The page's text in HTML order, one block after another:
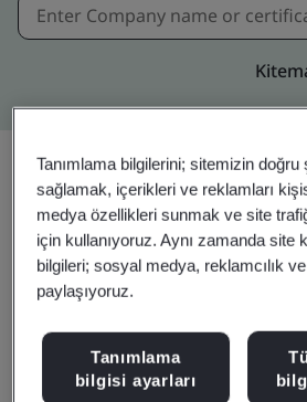
Paylaşın:
Fusion CX Limited
71st Avenue South
Between Olympic Avenue
Tanımlama bilgilerini; sitemizin doğru
sağlamak, içerikleri ve reklamları
medya özellikleri sunmak ve site
için kullanıyoruz. Aynı zamanda site
bilgileri; sosyal medya, reklamcılık
paylaşıyoruz.
Tanımlama
bilgisi ayarları